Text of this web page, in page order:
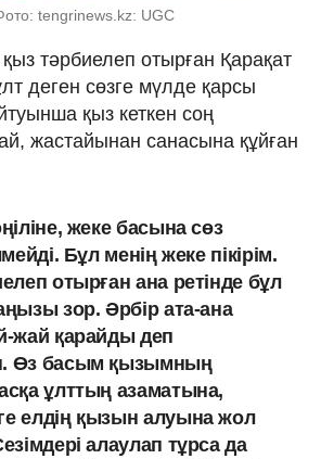
tengrinews.kz: UGC
тәрбиелеп отырған Қарақат
деген сөзге мүлде қарсы
қыз кеткен соң
жастайынан санасына құйған
жеке басына сөз
Бұл менің жеке пікірім.
отырған ана ретінде бұл
зор. Әрбір ата-ана
жай қарайды деп
Өз басым қызымның
ұлттың азаматына,
елдің қызын алуына жол
алаулап тұрса да